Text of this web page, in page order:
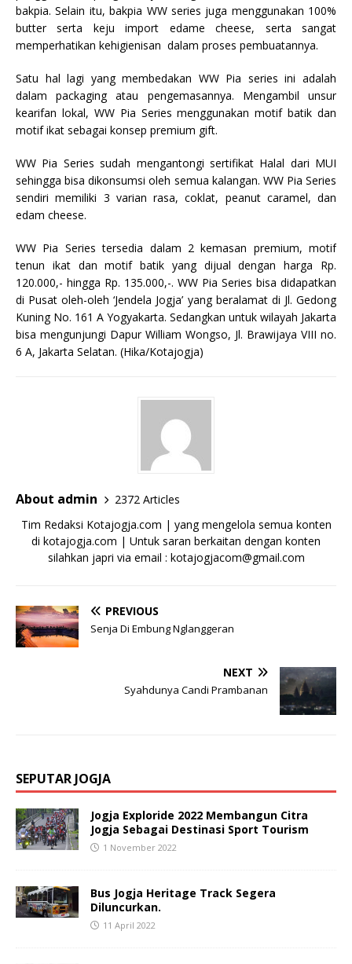
bakpia. Selain itu, bakpia WW series juga menggunakan 100%
butter serta keju import edame cheese, serta sangat
memperhatikan kehigienisan dalam proses pembuatannya.
Satu hal lagi yang membedakan WW Pia series ini adalah
dalam packaging atau pengemasannya. Mengambil unsur
kearifan lokal, WW Pia Series menggunakan motif batik dan
motif ikat sebagai konsep premium gift.
WW Pia Series sudah mengantongi sertifikat Halal dari MUI
sehingga bisa dikonsumsi oleh semua kalangan. WW Pia Series
sendiri memiliki 3 varian rasa, coklat, peanut caramel, dan
edam cheese.
WW Pia Series tersedia dalam 2 kemasan premium, motif
tenun ikat dan motif batik yang dijual dengan harga Rp.
120.000,- hingga Rp. 135.000,-. WW Pia Series bisa didapatkan
di Pusat oleh-oleh ‘Jendela Jogja’ yang beralamat di Jl. Gedong
Kuning No. 161 A Yogyakarta. Sedangkan untuk wilayah Jakarta
bisa mengunjungi Dapur William Wongso, Jl. Brawijaya VIII no.
6 A, Jakarta Selatan. (Hika/Kotajogja)
About admin
2372 Articles
Tim Redaksi Kotajogja.com | yang mengelola semua konten
di kotajogja.com | Untuk saran berkaitan dengan konten
silahkan japri via email : kotajogjacom@gmail.com
PREVIOUS
Senja Di Embung Nglanggeran
NEXT
Syahdunya Candi Prambanan
SEPUTAR JOGJA
Jogja Exploride 2022 Membangun Citra
Jogja Sebagai Destinasi Sport Tourism
1 November 2022
Bus Jogja Heritage Track Segera
Diluncurkan.
11 April 2022